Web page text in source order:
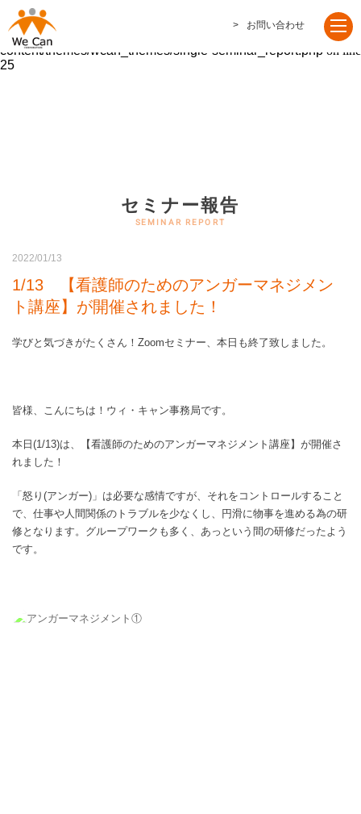
Warning: foreach() argument must be of type array|object, false given
in/usr/home/mw2p66qdsw/www/htdocs/wordpress/wp-
content/themes/wcan_themes/single-seminar_report.php on line
25
お問い合わせ
セミナー報告
2022/01/13
1/13 【看護師のためのアンガーマネジメン
ト講座】が開催されました！
学びと気づきがたくさん！Zoomセミナー、本日も終了致しました。
皆様、こんにちは！ウィ・キャン事務局です。
本日(1/13)は、【看護師のためのアンガーマネジメント講座】が開催さ
れました！
「怒り(アンガー)」は必要な感情ですが、それをコントロールすること
で、仕事や人間関係のトラブルを少なくし、円滑に物事を進める為の研
修となります。グループワークも多く、あっという間の研修だったよう
です。